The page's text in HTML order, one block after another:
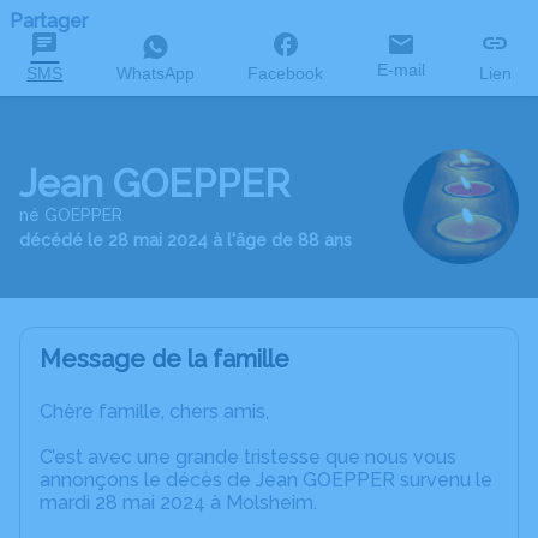
Partager
SMS WhatsApp Facebook E-mail Lien
Jean GOEPPER
né GOEPPER
décédé le 28 mai 2024 à l'âge de 88 ans
Message de la famille
Chère famille, chers amis,
C’est avec une grande tristesse que nous vous
annonçons le décès de Jean GOEPPER survenu le
mardi 28 mai 2024 à Molsheim.